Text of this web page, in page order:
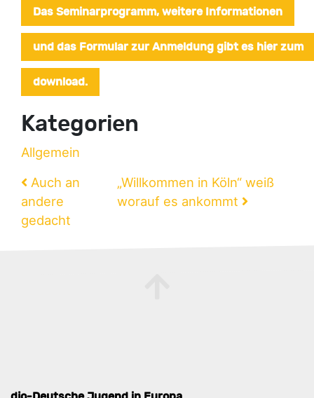
Das Seminarprogramm, weitere Informationen
und das Formular zur Anmeldung gibt es hier zum
download.
Kategorien
Allgemein
Beitragsnavigation
Auch an
andere
gedacht
„Willkommen in Köln“ weiß
worauf es ankommt